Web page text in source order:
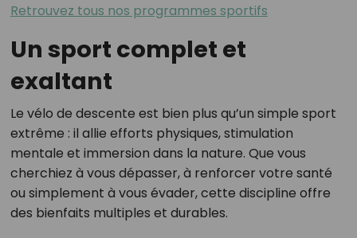
Retrouvez tous nos programmes sportifs
Un sport complet et
exaltant
Le vélo de descente est bien plus qu’un simple sport
extrême : il allie efforts physiques, stimulation
mentale et immersion dans la nature. Que vous
cherchiez à vous dépasser, à renforcer votre santé
ou simplement à vous évader, cette discipline offre
des bienfaits multiples et durables.